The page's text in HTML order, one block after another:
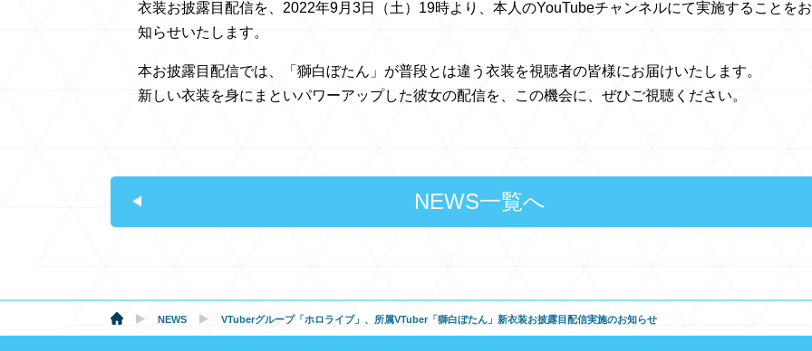
衣装お披露目配信を、2022年9月3日（土）19時より、本人のYouTubeチャンネルにて実施することをお
知らせいたします。
本お披露目配信では、「獅白ぼたん」が普段とは違う衣装を視聴者の皆様にお届けいたします。
新しい衣装を身にまといパワーアップした彼女の配信を、この機会に、ぜひご視聴ください。
NEWS一覧へ
NEWS VTuberグループ「ホロライブ」、所属VTuber「獅白ぼたん」新衣装お披露目配信実施のお知らせ